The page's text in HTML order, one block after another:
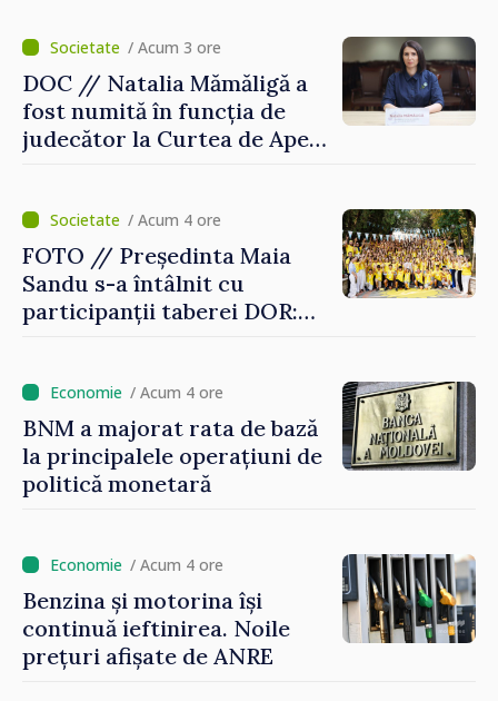
/ Acum 3 ore
DOC // Natalia Mămăligă a
fost numită în funcția de
judecător la Curtea de Apel
/ Acum 4 ore
FOTO // Președinta Maia
Sandu s-a întâlnit cu
participanții taberei DOR:
/ Acum 4 ore
BNM a majorat rata de bază
la principalele operațiuni de
politică monetară
/ Acum 4 ore
Benzina și motorina își
continuă ieftinirea. Noile
prețuri afișate de ANRE